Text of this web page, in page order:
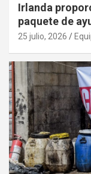
Irlanda
paquete de
25 julio, 2026